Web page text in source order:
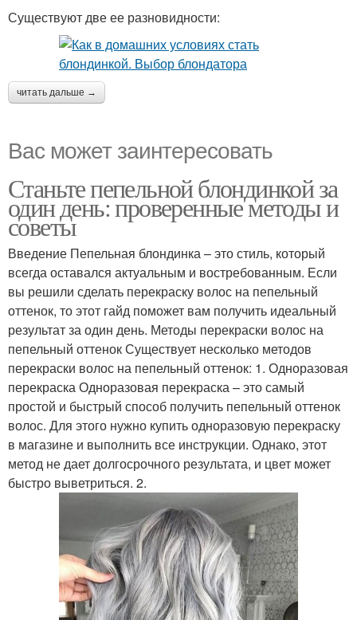
Существуют две ее разновидности:
читать дальше →
Вас может заинтересовать
Станьте пепельной блондинкой за
один день: проверенные методы и
советы
Введение Пепельная блондинка – это стиль, который
всегда оставался актуальным и востребованным. Если
вы решили сделать перекраску волос на пепельный
оттенок, то этот гайд поможет вам получить идеальный
результат за один день. Методы перекраски волос на
пепельный оттенок Существует несколько методов
перекраски волос на пепельный оттенок: 1. Одноразовая
перекраска Одноразовая перекраска – это самый
простой и быстрый способ получить пепельный оттенок
волос. Для этого нужно купить одноразовую перекраску
в магазине и выполнить все инструкции. Однако, этот
метод не дает долгосрочного результата, и цвет может
быстро выветриться. 2.